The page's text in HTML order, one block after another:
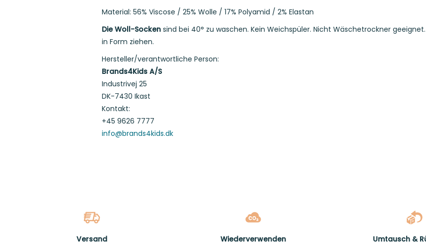
Material: 56% Viscose / 25% Wolle / 17% Polyamid / 2% Elastan
Die Woll-Socken sind bei 40° zu waschen. Kein Weichspüler. Nicht Wäschetrockner
in Form ziehen.
Hersteller/verantwortliche Person:
Brands4Kids A/S
Industrivej 25
DK-7430 Ikast
Kontakt:
+45 9626 7777
info@brands4kids.dk
Versand
Wiederverwenden
Umtausch &